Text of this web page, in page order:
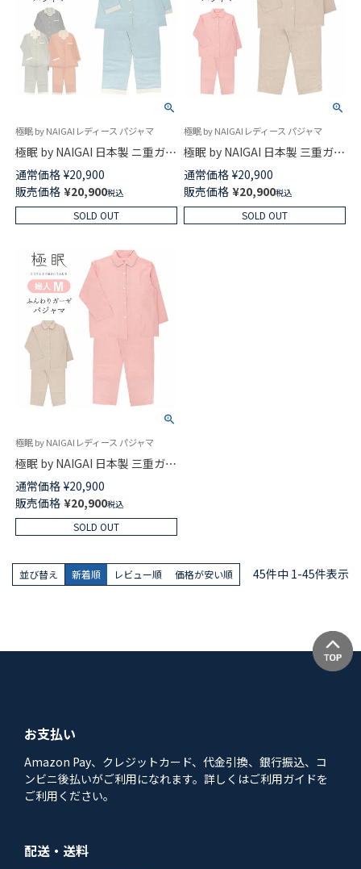
極眠 by NAIGAIレディース パジャマ
極眠 by NAIGAI 日本製 ニ重ガー
ゼ オーガニックコットン使用
パジャマ 前開き 長袖 長丈パン
ツ【Mサイズ】レディース
73380302
通常価格 ¥20,900
販売価格 ¥20,900税込
SOLD OUT
極眠 by NAIGAIレディース パジャマ
極眠 by NAIGAI 日本製 三重ガー
ゼ コットン100％ パジャマ 前開
き 長袖 長丈パンツ【Lサイズ】レ
ディース 73380023
通常価格 ¥20,900
販売価格 ¥20,900税込
SOLD OUT
極眠 by NAIGAIレディース パジャマ
極眠 by NAIGAI 日本製 三重ガー
ゼ コットン100％ パジャマ 前開
き 長袖 長丈パンツ【Mサイズ】レ
ディース 73380022
通常価格 ¥20,900
販売価格 ¥20,900税込
SOLD OUT
並び替え 新着順 レビュー順 価格が安い順 45件中 1-45件表示
お支払い
Amazon Pay、クレジットカード、代金引換、銀行振込、コ
ンビニ後払いがご利用になれます。詳しくはご利用ガイドを
ご利用ください。
配送・送料